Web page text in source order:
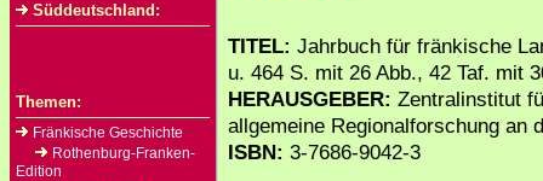
Süddeutschland:
Themen:
Fränkische Geschichte
Rothenburg-Franken-
Edition
TITEL: Jahrbuch für fränkische
u. 464 S. mit 26 Abb., 42 Taf. mit
HERAUSGEBER: Zentralinstitut
allgemeine Regionalforschung an
ISBN: 3-7686-9042-3